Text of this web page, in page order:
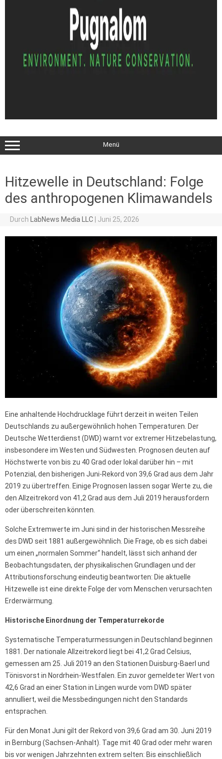
Menü
Hitzewelle in Deutschland: Folge
des anthropogenen Klimawandels
Durch LabNews Media LLC Juni 25, 2026
Eine anhaltende Hochdrucklage führt derzeit in weiten Teilen
Deutschlands zu außergewöhnlich hohen Temperaturen. Der
Deutsche Wetterdienst (DWD) warnt vor extremer Hitzebelastung,
insbesondere im Westen und Südwesten. Prognosen deuten auf
Höchstwerte von bis zu 40 Grad oder lokal darüber hin – mit
Potenzial, den bisherigen Juni-Rekord von 39,6 Grad aus dem Jahr
2019 zu übertreffen. Einige Prognosen lassen sogar Werte zu, die
den Allzeitrekord von 41,2 Grad aus dem Juli 2019 herausfordern
oder überschreiten könnten.
Solche Extremwerte im Juni sind in der historischen Messreihe
des DWD seit 1881 außergewöhnlich. Die Frage, ob es sich dabei
um einen „normalen Sommer“ handelt, lässt sich anhand der
Beobachtungsdaten, der physikalischen Grundlagen und der
Attributionsforschung eindeutig beantworten: Die aktuelle
Hitzewelle ist eine direkte Folge der vom Menschen verursachten
Erderwärmung.
Historische Einordnung der Temperaturrekorde
Systematische Temperaturmessungen in Deutschland beginnen
1881. Der nationale Allzeitrekord liegt bei 41,2 Grad Celsius,
gemessen am 25. Juli 2019 an den Stationen Duisburg-Baerl und
Tönisvorst in Nordrhein-Westfalen. Ein zuvor gemeldeter Wert von
42,6 Grad an einer Station in Lingen wurde vom DWD später
annulliert, weil die Messbedingungen nicht den Standards
entsprachen.
Für den Monat Juni gilt der Rekord von 39,6 Grad am 30. Juni 2019
in Bernburg (Sachsen-Anhalt). Tage mit 40 Grad oder mehr waren
bis vor wenigen Jahrzehnten extrem selten: Bis einschließlich